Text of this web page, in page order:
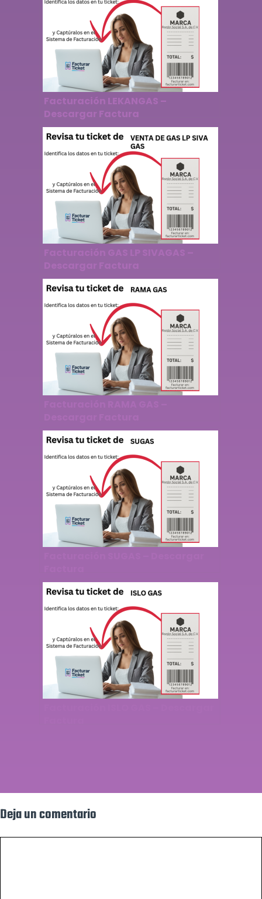
Facturación LEKANGAS –
Descargar Factura
Deja un comentario